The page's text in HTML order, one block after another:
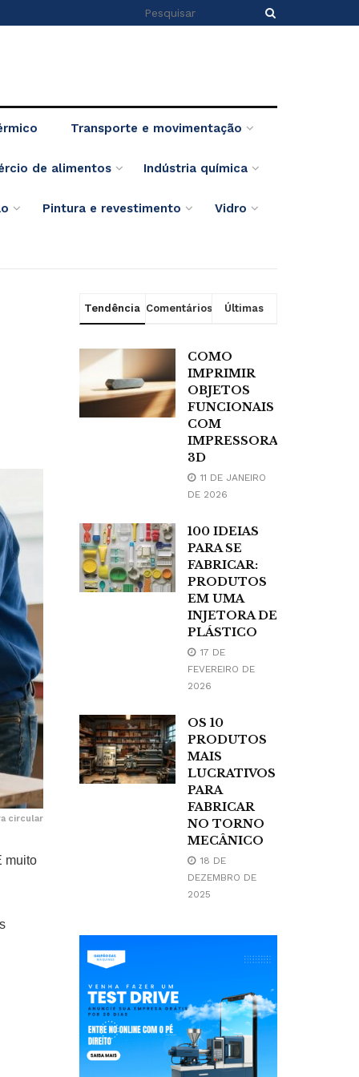
Transporte e movimentação
de alimentos Indústria química
Pintura e revestimento Vidro
circular
muito
Tendência Comentários Últimas
COMO
IMPRIMIR
OBJETOS
FUNCIONAIS
COM
IMPRESSORA
3D
11 DE JANEIRO
DE 2026
100 IDEIAS
PARA SE
FABRICAR:
PRODUTOS
EM UMA
INJETORA DE
PLÁSTICO
17 DE
FEVEREIRO DE
2026
OS 10
PRODUTOS
MAIS
LUCRATIVOS
PARA
FABRICAR
NO TORNO
MECÂNICO
18 DE
DEZEMBRO DE
2025